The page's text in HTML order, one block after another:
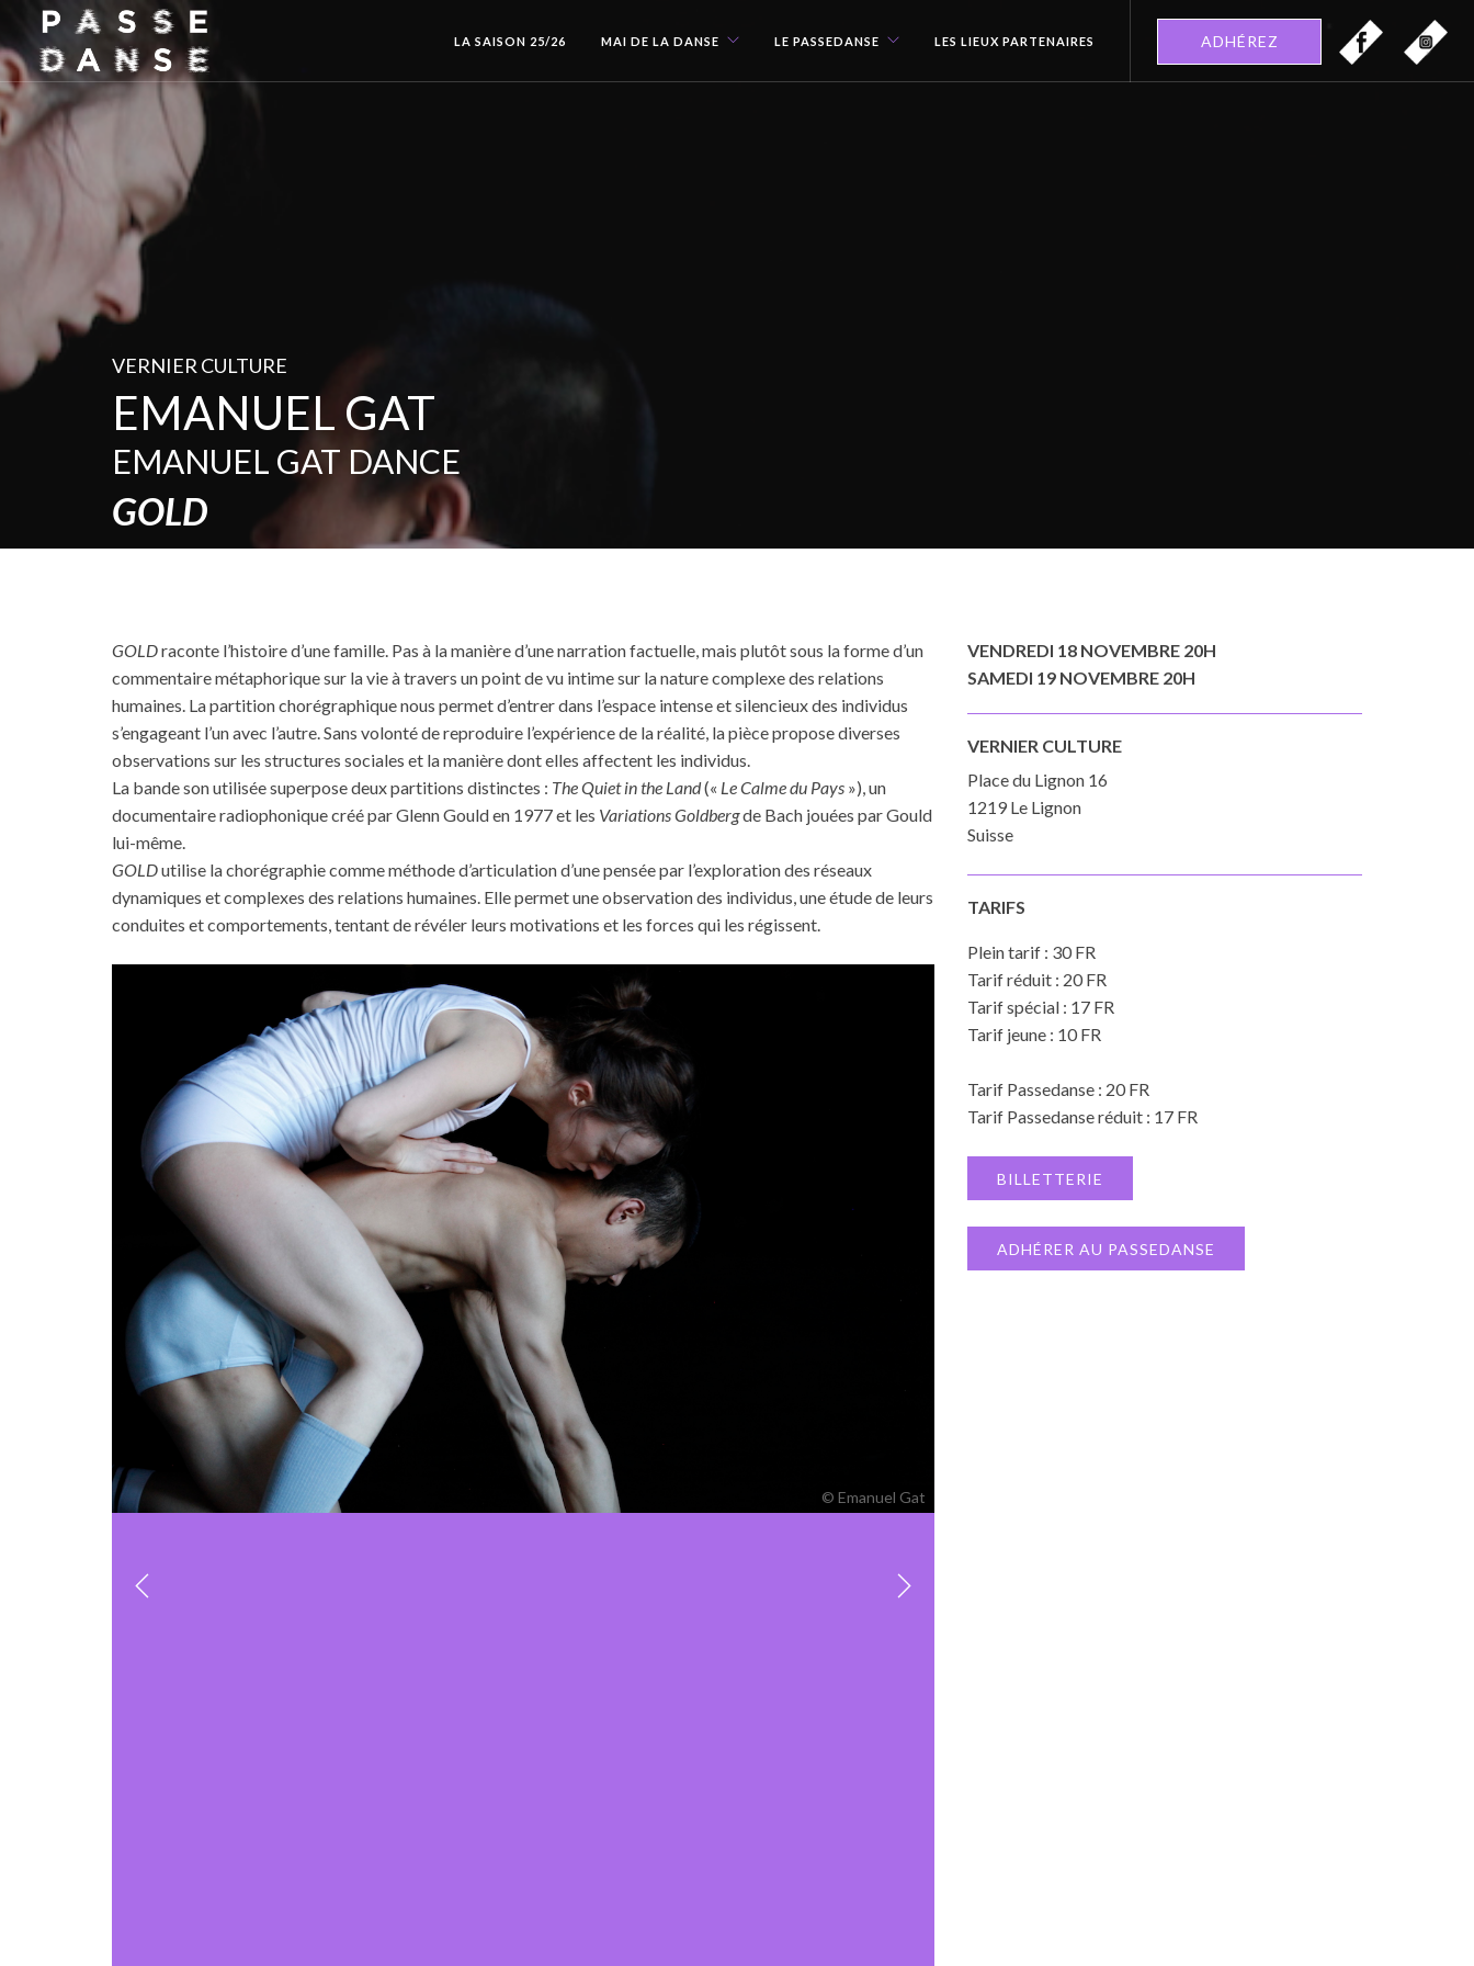
LA SAISON 25/26 MAI DE LA DANSE LE PASSEDANSE LES LIEUX PARTENAIRES ADHÉREZ
VERNIER CULTURE
EMANUEL GAT
EMANUEL GAT DANCE
GOLD
GOLDraconte l’histoire d’une famille. Pas à la manière d’une narration factuelle, mais plutôt sous la forme d’un
commentaire métaphorique sur la vie à travers un point de vu intime sur la nature complexe des relations
humaines. La partition chorégraphique nous permet d’entrer dans l’espace intense et silencieux des individus
s’engageant l’un avec l’autre. Sans volonté de reproduire l’expérience de la réalité, la pièce propose diverses
observations sur les structures sociales et la manière dont elles affectent les individus.
La bande son utilisée superpose deux partitions distinctes : The Quiet in the Land(« Le Calme du Pays »), un
documentaire radiophonique créé par Glenn Gould en 1977 et les Variations Goldbergde Bach jouées par Gould
lui-même.
GOLDutilise la chorégraphie comme méthode d’articulation d’une pensée par l’exploration des réseaux
dynamiques et complexes des relations humaines. Elle permet une observation des individus, une étude de leurs
conduites et comportements, tentant de révéler leurs motivations et les forces qui les régissent.
© Emanuel Gat
VENDREDI 18 NOVEMBRE 20H
SAMEDI 19 NOVEMBRE 20H
VERNIER CULTURE
Place du Lignon 16
1219 Le Lignon
Suisse
TARIFS
Plein tarif : 30 FR
Tarif réduit : 20 FR
Tarif spécial : 17 FR
Tarif jeune : 10 FR
Tarif Passedanse : 20 FR
Tarif Passedanse réduit : 17 FR
BILLETTERIE
ADHÉRER AU PASSEDANSE